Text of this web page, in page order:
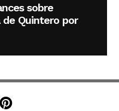
sobre
de Quintero por
X (Twitter)
en TikTok
de Minuto30 en
en LinkedIn
Minuto30 en